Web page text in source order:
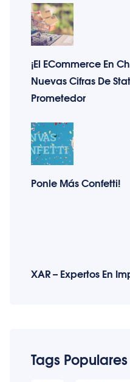
¡El ECommerce En
Nuevas Cifras De
Prometedor
Ponle Más Confetti!
XAR – Expertos En
Tags Populares